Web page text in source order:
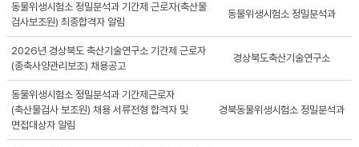
동물위생시험소 정밀분석과 기간제 근로자(축산물
검사보조원) 최종합격자 알림
동물위생시험소 정밀분석과
2026년 경상북도 축산기술연구소 기간제 근로자
(종축사양관리보조) 채용공고
경상북도축산기술연구소
동물위생시험소 정밀분석과 기간제근로자
(축산물검사 보조원) 채용 서류전형 합격자 및
면접대상자 알림
경북동물위생시험소 정밀분석과